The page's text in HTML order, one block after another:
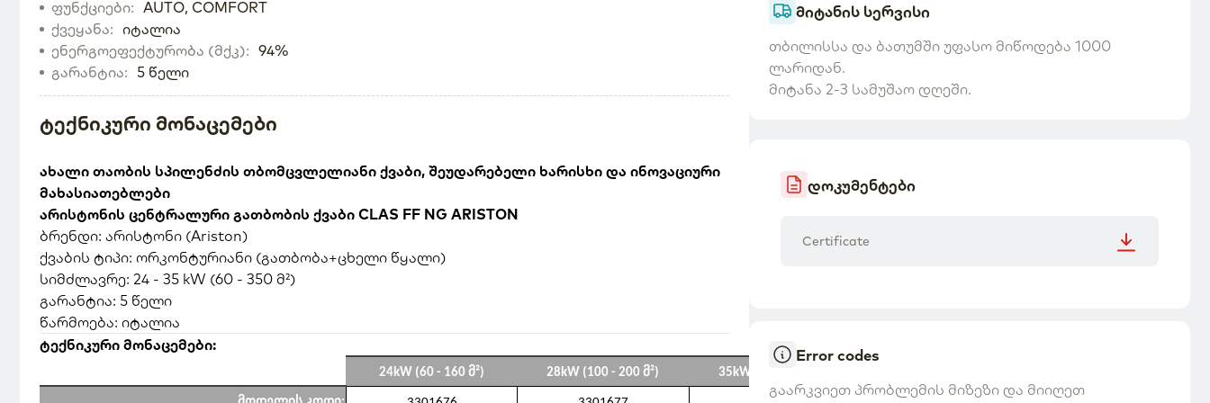
ფუნქციები: AUTO, COMFORT
ქვეყანა: იტალია
ენერგოეფექტურობა (მქკ): 94%
გარანტია: 5 წელი
ტექნიკური მონაცემები
ახალი თაობის სპილენძის თბომცვლელიანი ქვაბი, შეუდარებელი ხარისხი და ინოვაციური
მახასიათებლები
არისტონის ცენტრალური გათბობის ქვაბი CLAS FF NG ARISTON
ბრენდი: არისტონი (Ariston)
ქვაბის ტიპი: ორკონტურიანი (გათბობა+ცხელი წყალი)
სიმძლავრე: 24 - 35 kW (60 - 350 მ²)
გარანტია: 5 წელი
წარმოება: იტალია
ტექნიკური მონაცემები:
24kW (60 - 160 მ²) 28kW (100 - 200 მ²) 35kW (160 - 280 მ²)
მიტანის სერვისი
თბილისსა და ბათუმში უფასო მიწოდება 1000
ლარიდან.
დოკუმენტები
Certificate
Error codes
გაარკვიეთ პრობლემის მიზეზი და მიიღეთ